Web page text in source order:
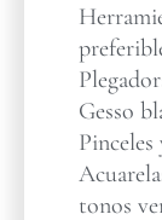
Gesso
Pinceles
tonos